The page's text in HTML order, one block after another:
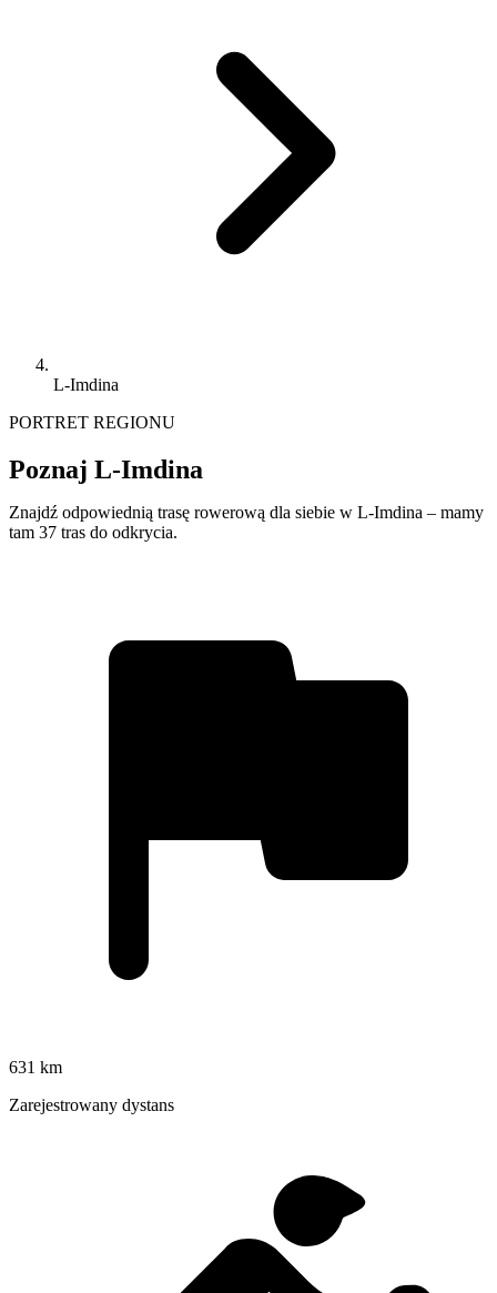
L-Imdina
PORTRET REGIONU
Poznaj L-Imdina
Znajdź odpowiednią trasę rowerową dla siebie w L-Imdina – mamy
tam 37 tras do odkrycia.
631 km
Zarejestrowany dystans